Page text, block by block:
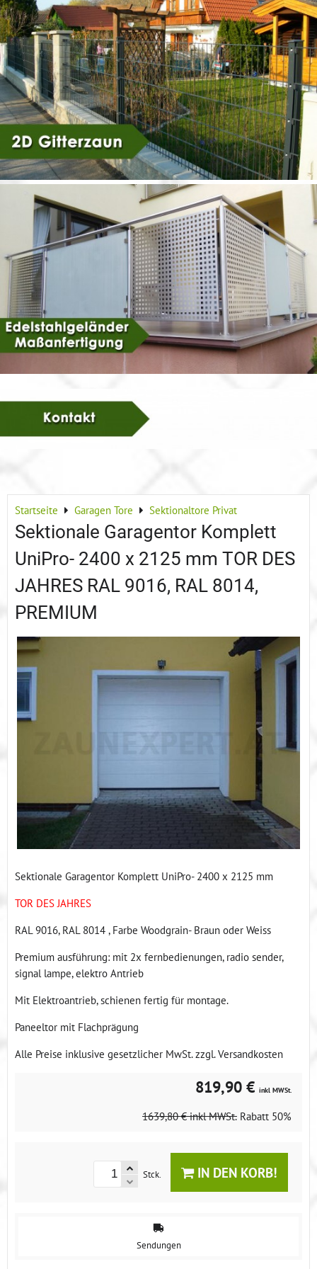
Startseite Garagen Tore Sektionaltore Privat
Sektionale Garagentor Komplett
UniPro- 2400 x 2125 mm TOR DES
JAHRES RAL 9016, RAL 8014,
PREMIUM
Sektionale Garagentor Komplett UniPro- 2400 x 2125 mm
TOR DES JAHRES
RAL 9016, RAL 8014 , Farbe Woodgrain- Braun oder Weiss
Premium ausführung: mit 2x fernbedienungen, radio sender,
signal lampe, elektro Antrieb
Mit Elektroantrieb, schienen fertig für montage.
Paneeltor mit Flachprägung
Alle Preise inklusive gesetzlicher MwSt. zzgl. Versandkosten
819,90 € inkl MWSt.
1639,80 € inkl MWSt. Rabatt 50%
Stck. IN DEN KORB!
Sendungen